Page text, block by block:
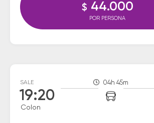
$ 44.000
POR PERSONA
SALE
19:20
Colon
04h 45m